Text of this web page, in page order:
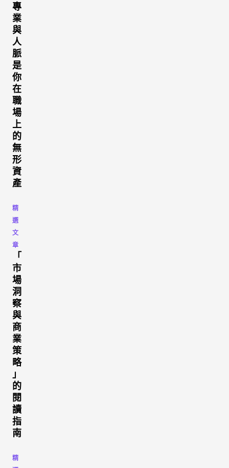
專
業
與
人
脈
是
你
在
職
場
上
的
無
形
資
產
精
選
文
章
「
市
場
洞
察
與
商
業
策
略
」
的
閱
讀
指
南
精